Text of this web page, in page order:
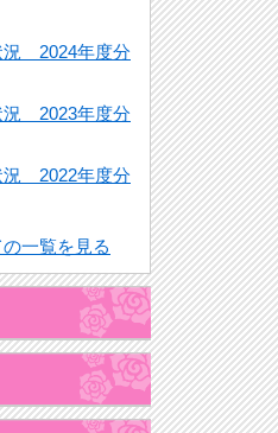
況 2024年度分
況 2023年度分
況 2022年度分
一覧を見る